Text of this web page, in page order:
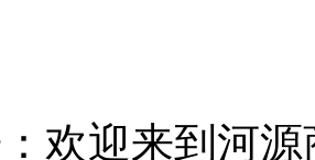
欢迎来到河